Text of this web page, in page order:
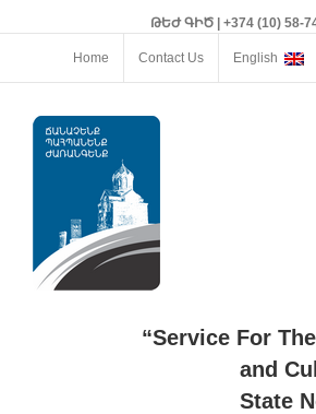
ԹԵԺ ԳԻԾ | +374 (10) 58-
Home Contact Us English
“Service For
and
State